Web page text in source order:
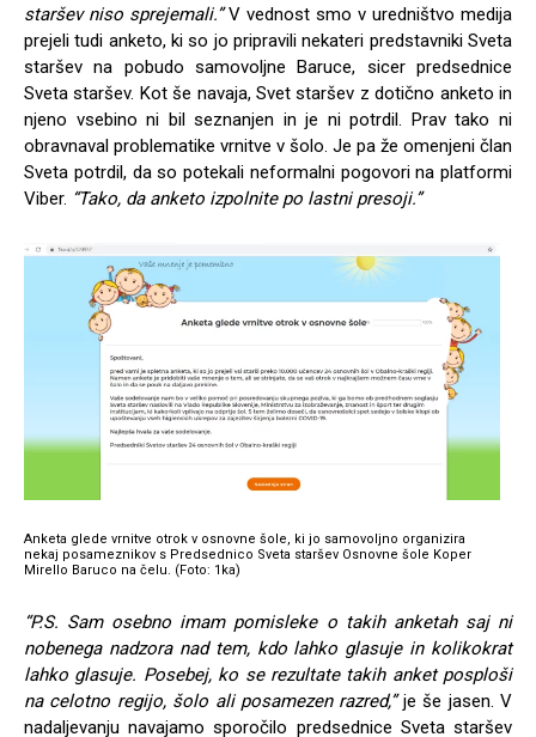
staršev niso sprejemali.”V vednost smo v uredništvo medija
prejeli tudi anketo, ki so jo pripravili nekateri predstavniki Sveta
staršev na pobudo samovoljne Baruce, sicer predsednice
Sveta staršev. Kot še navaja, Svet staršev z dotično anketo in
njeno vsebino ni bil seznanjen in je ni potrdil. Prav tako ni
obravnaval problematike vrnitve v šolo. Je pa že omenjeni član
Sveta potrdil, da so potekali neformalni pogovori na platformi
Viber. “Tako, da anketo izpolnite po lastni presoji.”
Anketa glede vrnitve otrok v osnovne šole, ki jo samovoljno organizira
nekaj posameznikov s Predsednico Sveta staršev Osnovne šole Koper
Mirello Baruco na čelu. (Foto: 1ka)
“P.S. Sam osebno imam pomisleke o takih anketah saj ni
nobenega nadzora nad tem, kdo lahko glasuje in kolikokrat
lahko glasuje. Posebej, ko se rezultate takih anket posploši
na celotno regijo, šolo ali posamezen razred,”je še jasen. V
nadaljevanju navajamo sporočilo predsednice Sveta staršev